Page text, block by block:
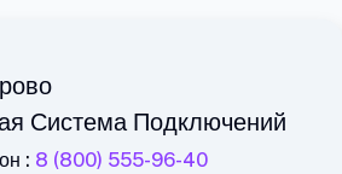
Система Подключений
: 8 (800) 555-96-40